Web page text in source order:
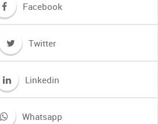
Facebook
Twitter
Linkedin
Whatsapp